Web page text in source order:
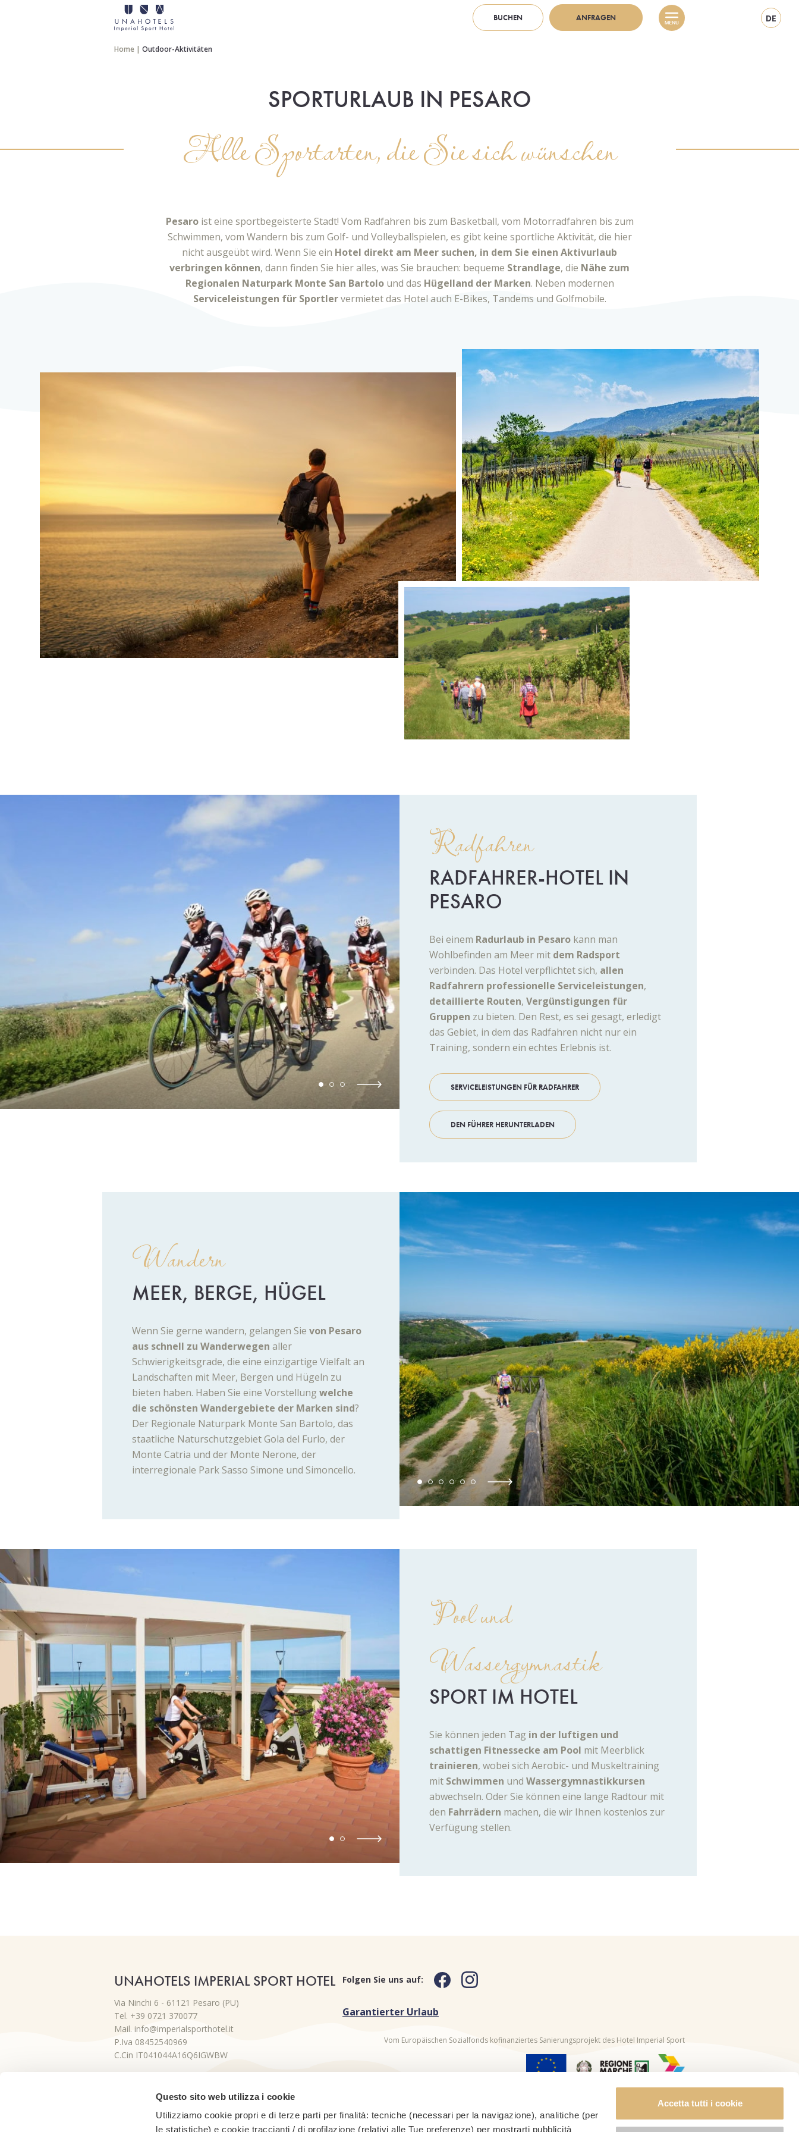
Questo sito web utilizza i cookie
Utilizziamo cookie propri e di terze parti per finalità: tecniche (necessari per la navigazione), analitiche (per
le statistiche) e cookie traccianti / di profilazione (relativi alle Tue preferenze) per mostrarti pubblicità
Accetta tutti i cookie
ANFRAGEN
BUCHEN DE
Home | Outdoor-Aktivitäten
SPORTURLAUB IN PESARO
Alle Sportarten, die Sie sich wünschen
Pesaroist eine sportbegeisterte Stadt! Vom Radfahren bis zum Basketball, vom Motorradfahren bis zum
Schwimmen, vom Wandern bis zum Golf- und Volleyballspielen, es gibt keine sportliche Aktivität, die hier
nicht ausgeübt wird. Wenn Sie ein Hotel direkt am Meer suchen, in dem Sie einen Aktivurlaub
verbringen können, dann finden Sie hier alles, was Sie brauchen: bequeme Strandlage, die Nähe zum
Regionalen Naturpark Monte San Bartolound das Hügelland der Marken. Neben modernen
Serviceleistungen für Sportlervermietet das Hotel auch E-Bikes, Tandems und Golfmobile.
Radfahren
RADFAHRER-HOTEL IN
PESARO
Bei einem Radurlaub in Pesaro kann man
Wohlbefinden am Meer mit dem Radsport
verbinden. Das Hotel verpflichtet sich, allen
Radfahrern professionelle Serviceleistungen,
detaillierte Routen, Vergünstigungen für
Gruppen zu bieten. Den Rest, es sei gesagt, erledigt
das Gebiet, in dem das Radfahren nicht nur ein
Training, sondern ein echtes Erlebnis ist.
SERVICELEISTUNGEN FÜR RADFAHRER
DEN FÜHRER HERUNTERLADEN
Wandern
MEER, BERGE, HÜGEL
Wenn Sie gerne wandern, gelangen Sie von Pesaro
aus schnell zu Wanderwegen aller
Schwierigkeitsgrade, die eine einzigartige Vielfalt an
Landschaften mit Meer, Bergen und Hügeln zu
bieten haben. Haben Sie eine Vorstellung welche
die schönsten Wandergebiete der Marken sind?
Der Regionale Naturpark Monte San Bartolo, das
staatliche Naturschutzgebiet Gola del Furlo, der
Monte Catria und der Monte Nerone, der
interregionale Park Sasso Simone und Simoncello.
Pool und
Wassergymnastik
SPORT IM HOTEL
Sie können jeden Tag in der luftigen und
schattigen Fitnessecke am Pool mit Meerblick
trainieren, wobei sich Aerobic- und Muskeltraining
mit Schwimmen und Wassergymnastikkursen
abwechseln. Oder Sie können eine lange Radtour mit
den Fahrrädern machen, die wir Ihnen kostenlos zur
Verfügung stellen.
UNAHOTELS IMPERIAL SPORT HOTEL
Via Ninchi 6 - 61121 Pesaro (PU)
Tel. +39 0721 370077
Mail. info@imperialsporthotel.it
P.Iva 08452540969
C.Cin IT041044A16Q6IGWBW
Folgen Sie uns auf:
Garantierter Urlaub
Vom Europäischen Sozialfonds kofinanziertes Sanierungsprojekt des Hotel Imperial Sport